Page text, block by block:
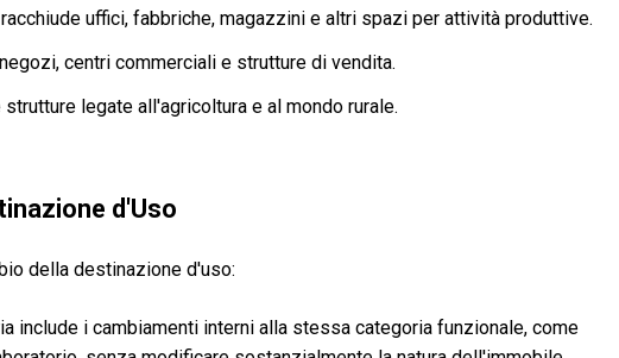
uffici, fabbriche, magazzini e altri spazi per attività produttive.
centri commerciali e strutture di vendita.
legate all'agricoltura e al mondo rurale.
d'Uso
della destinazione d'uso:
include i cambiamenti interni alla stessa categoria funzionale, come